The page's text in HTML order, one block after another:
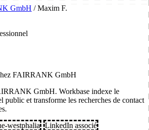
GmbH / Maxim F.
FAIRRANK GmbH
GmbH. Workbase indexe le
public et transforme les recherches de contact
westphalia
LinkedIn associé